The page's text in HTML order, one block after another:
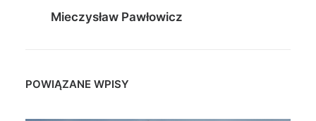
Mieczysław Pawłowicz
POWIĄZANE WPISY